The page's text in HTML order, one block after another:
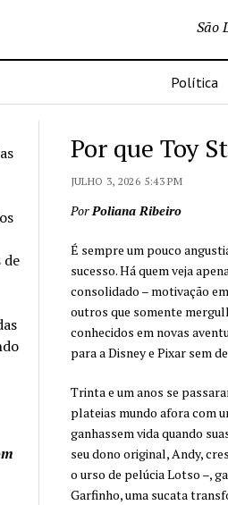
São
Política
de
Por que Toy
JULHO 3, 2026 5:43 PM
PorPoliana Ribeiro
É sempre um pouco
sucesso. Há quem veja
consolidado – motivação
outros que somente
conhecidos em novas
para a Disney e Pixar sem
Trinta e um anos se
plateias mundo afora com
ganhassem vida quando
seu dono original, Andy,
o urso de pelúcia Lotso –,
Garfinho, uma sucata